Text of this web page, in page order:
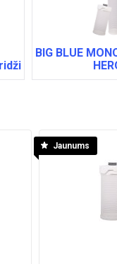
BIG BLUE
Jaunums